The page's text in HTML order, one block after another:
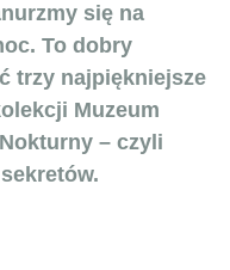
się na
To dobry
trzy najpiękniejsze
Muzeum
– czyli